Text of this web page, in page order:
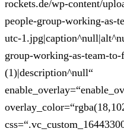
rockets.de/wp-content/
people-group-working-as-
utc-
group-working-as-team-
(1)|description^null“